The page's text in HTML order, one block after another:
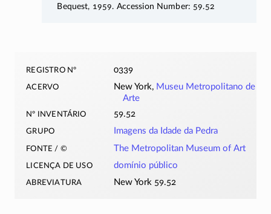
Bequest, 1959. Accession Number: 59.52
registro nº 0339
acervo New York, Museu Metropolitano de
Arte
nº inventário 59.52
grupo Imagens da Idade da Pedra
fonte / © The Metropolitan Museum of Art
licença de uso domínio público
abreviatura New York 59.52